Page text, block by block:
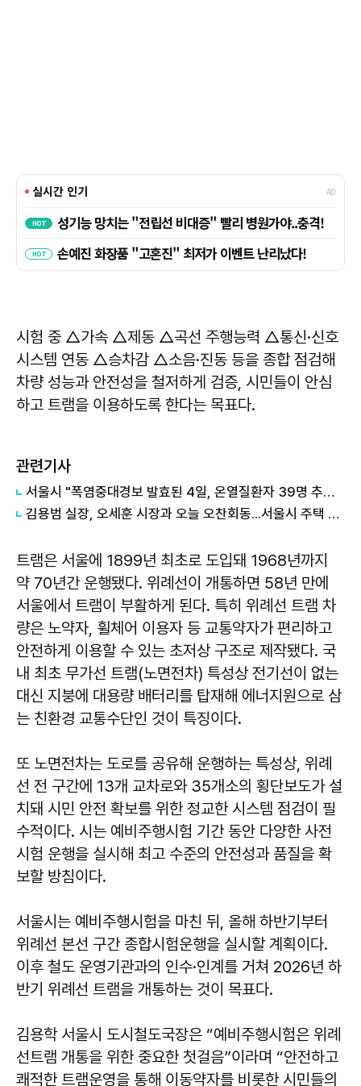
시험 중 △가속 △제동 △곡선 주행능력 △통신·신호
시스템 연동 △승차감 △소음·진동 등을 종합 점검해
차량 성능과 안전성을 철저하게 검증, 시민들이 안심
하고 트램을 이용하도록 한다는 목표다.
관련기사
서울시 "폭염중대경보 발효된 4일, 온열질환자 39명 추가 발생"
김용범 실장, 오세훈 시장과 오늘 오찬회동...서울시 주택 공급 논의
트램은 서울에 1899년 최초로 도입돼 1968년까지
약 70년간 운행됐다. 위례선이 개통하면 58년 만에
서울에서 트램이 부활하게 된다. 특히 위례선 트램 차
량은 노약자, 휠체어 이용자 등 교통약자가 편리하고
안전하게 이용할 수 있는 초저상 구조로 제작됐다. 국
내 최초 무가선 트램(노면전차) 특성상 전기선이 없는
대신 지붕에 대용량 배터리를 탑재해 에너지원으로 삼
는 친환경 교통수단인 것이 특징이다.
또 노면전차는 도로를 공유해 운행하는 특성상, 위례
선 전 구간에 13개 교차로와 35개소의 횡단보도가 설
치돼 시민 안전 확보를 위한 정교한 시스템 점검이 필
수적이다. 시는 예비주행시험 기간 동안 다양한 사전
시험 운행을 실시해 최고 수준의 안전성과 품질을 확
보할 방침이다.
서울시는 예비주행시험을 마친 뒤, 올해 하반기부터
위례선 본선 구간 종합시험운행을 실시할 계획이다.
이후 철도 운영기관과의 인수·인계를 거쳐 2026년 하
반기 위례선 트램을 개통하는 것이 목표다.
김용학 서울시 도시철도국장은 “예비주행시험은 위례
선트램 개통을 위한 중요한 첫걸음”이라며 “안전하고
쾌적한 트램운영을 통해 이동약자를 비롯한 시민들의